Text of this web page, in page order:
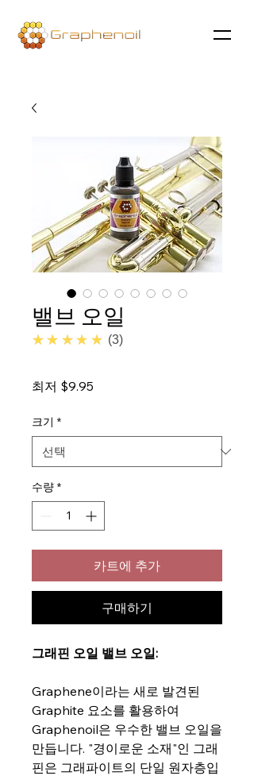
밸브 오일
★★★★★ 5.0
3
최저 $9.95
크기 *
수량 *
카트에 추가
구매하기
그래핀 오일 밸브 오일:
Graphene이라는 새로 발견된
Graphite 요소를 활용하여
Graphenoil은 우수한 밸브 오일을
만듭니다. "경이로운 소재"인 그래
핀은 그래파이트의 단일 원자층입